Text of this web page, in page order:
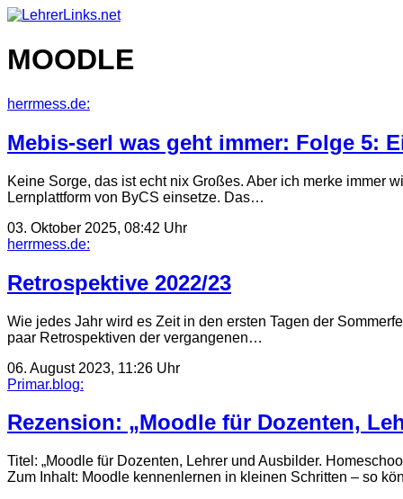
Skip
content
MOODLE
herrmess.de:
Mebis-serl was geht immer: Folge 5:
Keine Sorge, das ist echt nix Großes. Aber ich merke immer
Lernplattform von ByCS einsetze. Das…
03. Oktober 2025, 08:42 Uhr
herrmess.de:
Retrospektive 2022/23
Wie jedes Jahr wird es Zeit in den ersten Tagen der
paar Retrospektiven der vergangenen…
06. August 2023, 11:26 Uhr
Primar.blog:
Rezension: „Moodle für Dozenten,
Titel: „Moodle für Dozenten, Lehrer und Ausbilder.
Zum Inhalt: Moodle kennenlernen in kleinen Schritten – so